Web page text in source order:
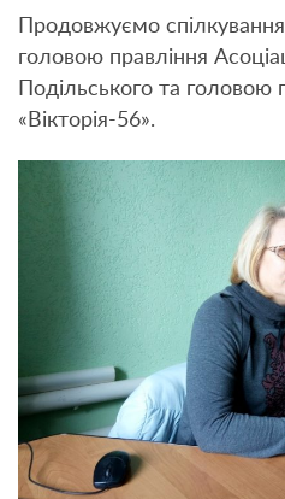
Продовжуємо
головою правління
Подільського та
«Вікторія-56».